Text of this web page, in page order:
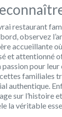
restaurant
observez
accueillante
et attentionné
passion pour
familiales
authentique.
sur l’histoire
la véritable